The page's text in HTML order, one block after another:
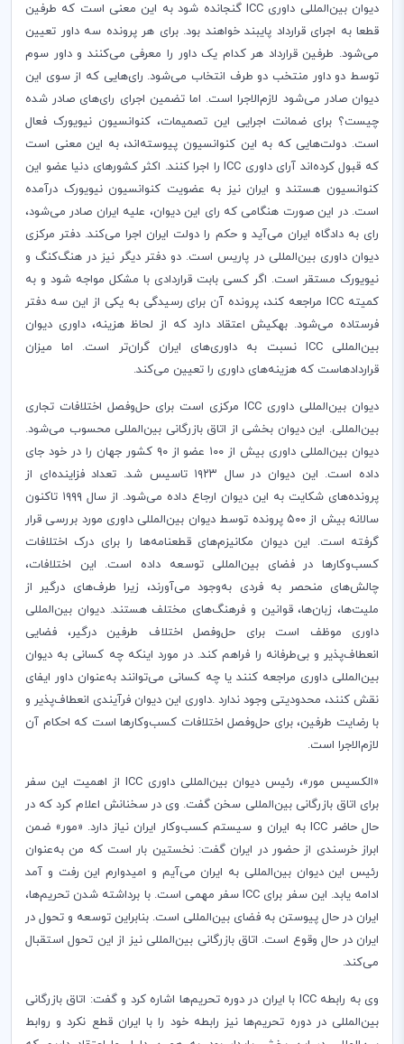
دیوان بین‌المللی داوری ICCگنجانده شود به این معنی است که طرفین
قطعا به اجرای قرارداد پایبند خواهند بود. برای هر پرونده سه داور تعیین
می‌شود. طرفین قرارداد هر کدام یک داور را معرفی می‌کنند و داور سوم
توسط دو داور منتخب دو طرف انتخاب می‌شود. رای‌هایی که از سوی این
دیوان صادر می‌شود لازم‌الاجرا است. اما تضمین اجرای رای‌های صادر شده
چیست؟ برای ضمانت اجرایی این تصمیمات، کنوانسیون نیویورک فعال
است. دولت‌هایی که به این کنوانسیون پیوسته‌اند، به این معنی است
که قبول کرده‌اند آرای داوری ICC را اجرا کنند. اکثر کشورهای دنیا عضو این
کنوانسیون هستند و ایران نیز به عضویت کنوانسیون نیویورک درآمده
است. در این صورت هنگامی که رای این دیوان، علیه ایران صادر می‌شود،
رای به دادگاه ایران می‌آید و حکم را دولت ایران اجرا می‌کند. دفتر مرکزی
دیوان داوری بین‌المللی در پاریس است. دو دفتر دیگر نیز در هنگ‌کنگ و
نیویورک مستقر است. اگر کسی بابت قراردادی با مشکل مواجه شود و به
کمیته ICC مراجعه کند، پرونده آن برای رسیدگی به یکی از این سه دفتر
فرستاده می‌شود. بهکیش اعتقاد دارد که از لحاظ هزینه، داوری دیوان
بین‌المللیICCنسبت به داوری‌های ایران گران‌تر است. اما میزان
قراردادهاست که هزینه‌های داوری را تعیین می‌کند.
دیوان بین‌المللی داوری ICC مرکزی است برای حل‌وفصل اختلافات تجاری
بین‌المللی. این دیوان بخشی از اتاق بازرگانی بین‌المللی محسوب می‌شود.
دیوان بین‌المللی داوری بیش از ۱۰۰ عضو از ۹۰ کشور جهان را در خود جای
داده است. این دیوان در سال ۱۹۲۳ تاسیس شد. تعداد فزاینده‌ای از
پرونده‌های شکایت به این دیوان ارجاع داده می‌شود. از سال ۱۹۹۹ تاکنون
سالانه بیش از ۵۰۰ پرونده توسط دیوان بین‌المللی داوری مورد بررسی قرار
گرفته است. این دیوان مکانیزم‌های قطعنامه‌‌ها را برای درک اختلافات
کسب‌وکارها در فضای بین‌المللی توسعه داده است. این اختلافات،
چالش‌های منحصر به فردی به‌وجود می‌آورند، زیرا طرف‌های درگیر از
ملیت‌ها، زبان‌ها، قوانین و فرهنگ‌های مختلف هستند. دیوان بین‌المللی
داوری موظف است برای حل‌وفصل اختلاف طرفین درگیر، فضایی
انعطاف‌پذیر و بی‌طرفانه را فراهم ‌کند. در مورد اینکه چه کسانی به دیوان
بین‌المللی داوری مراجعه کنند یا چه کسانی می‌توانند به‌عنوان داور ایفای
نقش کنند، محدودیتی وجود ندارد .داوری این دیوان فرآیندی انعطاف‌پذیر و
با رضایت طرفین، برای حل‌وفصل اختلافات کسب‌وکارها است که احکام آن
لازم‌الاجرا است.
«الکسیس مور»، رئیس دیوان بین‌المللی داوری ICC از اهمیت این سفر
برای اتاق بازرگانی بین‌المللی سخن گفت. وی در سخنانش اعلام کرد که در
حال حاضر ICCبه ایران و سیستم کسب‌وکار ایران نیاز دارد. «مور» ضمن
ابراز خرسندی از حضور در ایران گفت: نخستین بار است که من به‌عنوان
رئیس این دیوان بین‌المللی به ایران می‌آیم و امیدوارم این رفت و آمد
ادامه یابد. این سفر برای ICC سفر مهمی است. با برداشته شدن تحریم‌ها،
ایران در حال پیوستن به فضای بین‌المللی است. بنابراین توسعه و تحول در
ایران در حال وقوع است. اتاق بازرگانی بین‌المللی نیز از این تحول استقبال
می‌کند.
وی به رابطه ICC با ایران در دوره تحریم‌ها اشاره کرد و گفت: اتاق بازرگانی
بین‌المللی در دوره تحریم‌ها نیز رابطه خود را با ایران قطع نکرد و روابط